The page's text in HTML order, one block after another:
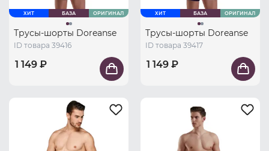
ХИТ БАЗА ОРИГИНАЛ
Трусы-шорты Doreanse
ID товара 39416
1 149 ₽
ХИТ БАЗА ОРИГИНАЛ
Трусы-шорты Doreanse
ID товара 39417
1 149 ₽